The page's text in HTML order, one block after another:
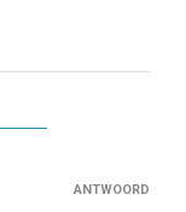
ANTWOORD